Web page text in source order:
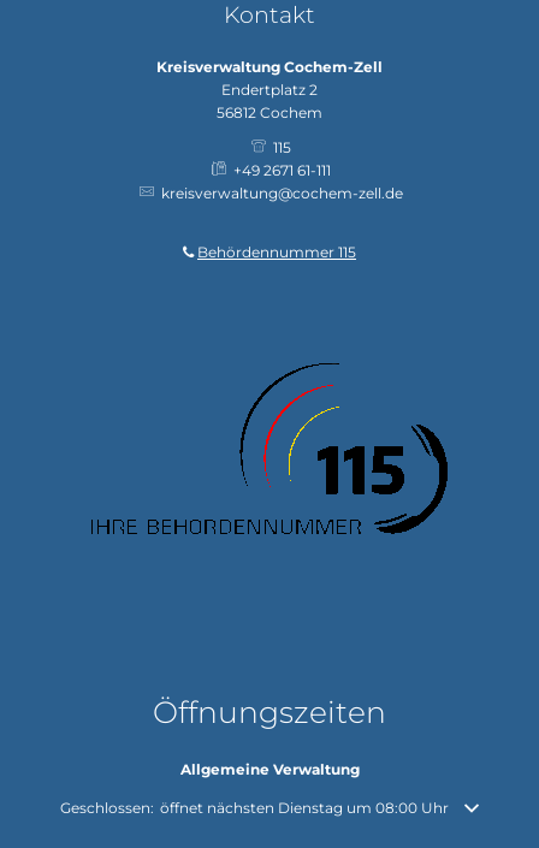
Kontakt
Kreisverwaltung Cochem-Zell
Endertplatz 2
56812 Cochem
115
+49 2671 61-111
kreisverwaltung@cochem-zell.de
Behördennummer 115
Öffnungszeiten
Allgemeine Verwaltung
Klicken, um weitere Öffnungs- oder Schließzeiten auszublenden
Geschlossen: öffnet nächsten Dienstag um 08:00 Uhr